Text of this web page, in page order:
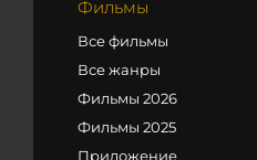
Фильмы
Все фильмы
Все жанры
Фильмы 2026
Фильмы 2025
Приложение